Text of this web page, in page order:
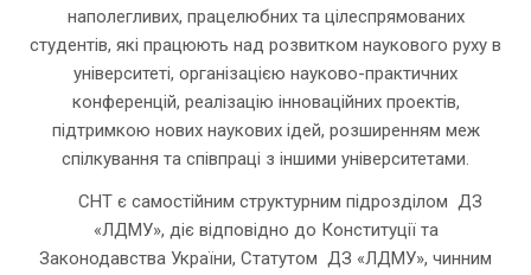
наполегливих, працелюбних та цілеспрямованих
студентів, які працюють над розвитком наукового руху в
університеті, організацією науково-практичних
конференцій, реалізацію інноваційних проектів,
підтримкою нових наукових ідей, розширенням меж
спілкування та співпраці з іншими університетами.
СНТ є самостійним структурним підрозділом ДЗ
«ЛДМУ», діє відповідно до Конституції та
Законодавства України, Статутом ДЗ «ЛДМУ», чинним